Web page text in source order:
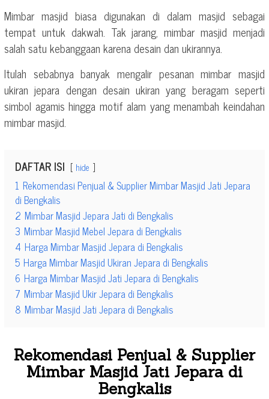
Mimbar masjid biasa digunakan di dalam masjid sebagai
tempat untuk dakwah. Tak jarang, mimbar masjid menjadi
salah satu kebanggaan karena desain dan ukirannya.
Itulah sebabnya banyak mengalir pesanan mimbar masjid
ukiran jepara dengan desain ukiran yang beragam seperti
simbol agamis hingga motif alam yang menambah keindahan
mimbar masjid.
DAFTAR ISI hide
1 Rekomendasi Penjual & Supplier Mimbar Masjid Jati Jepara
di Bengkalis
2 Mimbar Masjid Jepara Jati di Bengkalis
3 Mimbar Masjid Mebel Jepara di Bengkalis
4 Harga Mimbar Masjid Jepara di Bengkalis
5 Harga Mimbar Masjid Ukiran Jepara di Bengkalis
6 Harga Mimbar Masjid Jati Jepara di Bengkalis
7 Mimbar Masjid Ukir Jepara di Bengkalis
8 Mimbar Masjid Jati Jepara di Bengkalis
Rekomendasi Penjual & Supplier
Mimbar Masjid Jati Jepara di
Bengkalis